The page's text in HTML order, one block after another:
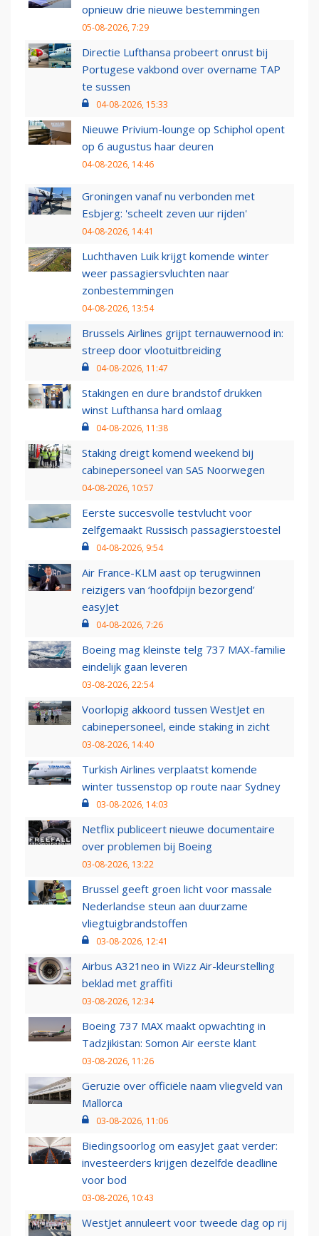
opnieuw drie nieuwe bestemmingen
05-08-2026, 7:29
Directie Lufthansa probeert onrust bij
Portugese vakbond over overname TAP
te sussen
04-08-2026, 15:33
Nieuwe Privium-lounge op Schiphol opent
op 6 augustus haar deuren
04-08-2026, 14:46
Groningen vanaf nu verbonden met
Esbjerg: 'scheelt zeven uur rijden'
04-08-2026, 14:41
Luchthaven Luik krijgt komende winter
weer passagiersvluchten naar
zonbestemmingen
04-08-2026, 13:54
Brussels Airlines grijpt ternauwernood in:
streep door vlootuitbreiding
04-08-2026, 11:47
Stakingen en dure brandstof drukken
winst Lufthansa hard omlaag
04-08-2026, 11:38
Staking dreigt komend weekend bij
cabinepersoneel van SAS Noorwegen
04-08-2026, 10:57
Eerste succesvolle testvlucht voor
zelfgemaakt Russisch passagierstoestel
04-08-2026, 9:54
Air France-KLM aast op terugwinnen
reizigers van ‘hoofdpijn bezorgend’
easyJet
04-08-2026, 7:26
Boeing mag kleinste telg 737 MAX-familie
eindelijk gaan leveren
03-08-2026, 22:54
Voorlopig akkoord tussen WestJet en
cabinepersoneel, einde staking in zicht
03-08-2026, 14:40
Turkish Airlines verplaatst komende
winter tussenstop op route naar Sydney
03-08-2026, 14:03
Netflix publiceert nieuwe documentaire
over problemen bij Boeing
03-08-2026, 13:22
Brussel geeft groen licht voor massale
Nederlandse steun aan duurzame
vliegtuigbrandstoffen
03-08-2026, 12:41
Airbus A321neo in Wizz Air-kleurstelling
beklad met graffiti
03-08-2026, 12:34
Boeing 737 MAX maakt opwachting in
Tadzjikistan: Somon Air eerste klant
03-08-2026, 11:26
Geruzie over officiële naam vliegveld van
Mallorca
03-08-2026, 11:06
Biedingsoorlog om easyJet gaat verder:
investeerders krijgen dezelfde deadline
voor bod
03-08-2026, 10:43
WestJet annuleert voor tweede dag op rij